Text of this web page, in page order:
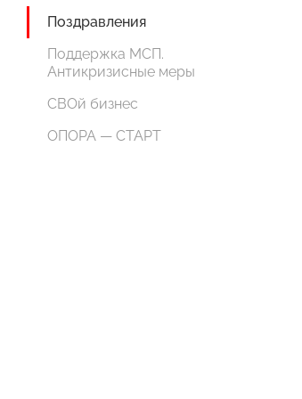
Поздравления
Поддержка МСП.
Антикризисные меры
СВОй бизнес
ОПОРА — СТАРТ